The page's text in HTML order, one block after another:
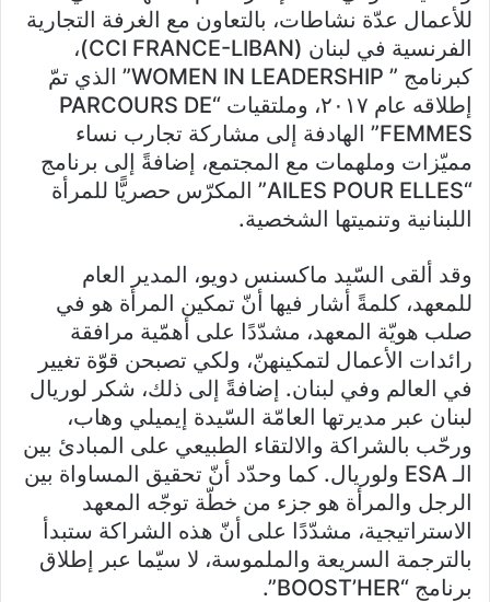
للأعمال عدّة نشاطات، بالتعاون مع الغرفة التجارية
الفرنسية في لبنان (CCI FRANCE-LIBAN)،
كبرنامج ” WOMEN IN LEADERSHIP” الذي تمّ
إطلاقه عام ٢٠١٧، وملتقيات “PARCOURS DE
FEMMES” الهادفة إلى مشاركة تجارب نساء
مميّزات وملهمات مع المجتمع، إضافةً إلى برنامج
“AILES POUR ELLES” المكرّس حصريًّا للمرأة
اللبنانية وتنميتها الشخصية.
وقد ألقى السّيد ماكسنس دويو، المدير العام
للمعهد، كلمةً أشار فيها أنّ تمكين المرأة هو في
صلب هويّة المعهد، مشدّدًا على أهمّية مرافقة
رائدات الأعمال لتمكينهنّ، ولكي تصبحن قوّة تغيير
في العالم وفي لبنان. إضافةً إلى ذلك، شكر لوريال
لبنان عبر مديرتها العامّة السّيدة إيميلي وهاب،
ورحّب بالشراكة والالتقاء الطبيعي على المبادئ بين
الـ ESA ولوريال. كما وحدّد أنّ تحقيق المساواة بين
الرجل والمرأة هو جزء من خطّة توجّه المعهد
الاستراتيجية، مشدّدًا على أنّ هذه الشراكة ستبدأ
بالترجمة السريعة والملموسة، لا سيّما عبر إطلاق
برنامج “BOOST’HER”.